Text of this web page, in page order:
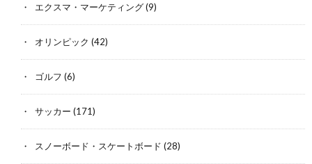
エクスマ・マーケティング(9)
オリンピック (42)
ゴルフ (6)
サッカー (171)
スノーボード・スケートボード (28)